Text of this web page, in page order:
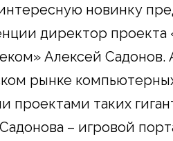
новинку
директор
Алексей
рынке
проектами таких
– игровой